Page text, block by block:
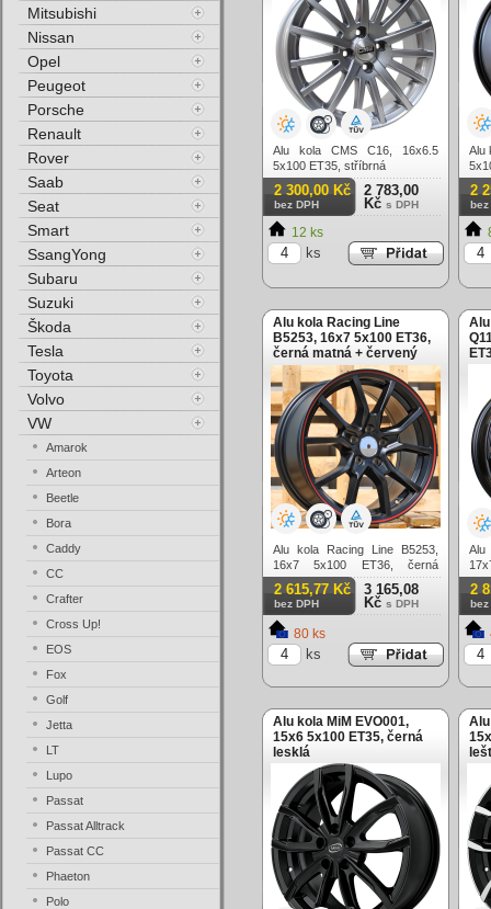
Alu kola CMS C16, 16x6.5
5x100 ET35, stříbrná
2 300,00 Kč
bez DPH
2 783,00
Kč s DPH
12 ks
ks
Alu
2
bez
Alu kola Racing Line
B5253, 16x7 5x100 ET36,
černá matná + červený
límec
Alu kola Racing Line B5253,
16x7 5x100 ET36, černá
matná + červený límec
2 615,77 Kč
bez DPH
3 165,08
Kč s DPH
80 ks
ks
Alu
2
bez
Alu kola MiM EVO001,
15x6 5x100 ET35, černá
lesklá
Mitsubishi
Nissan
Opel
Peugeot
Porsche
Renault
Rover
Saab
Seat
Smart
SsangYong
Subaru
Suzuki
Škoda
Tesla
Toyota
Volvo
VW
Amarok
Arteon
Beetle
Bora
Caddy
CC
Crafter
Cross Up!
EOS
Fox
Golf
Jetta
LT
Lupo
Passat
Passat Alltrack
Passat CC
Phaeton
Polo